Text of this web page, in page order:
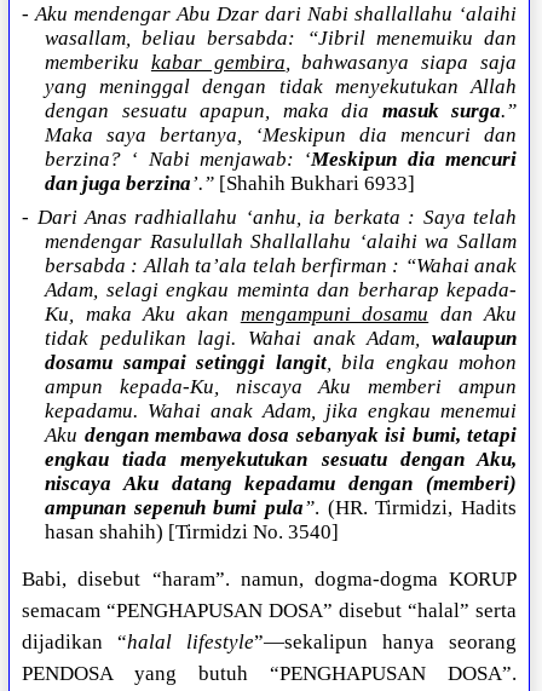
- Aku mendengar Abu Dzar dari Nabi shallallahu ‘alaihi
wasallam, beliau bersabda: “Jibril menemuiku dan
memberiku kabar gembira , bahwasanya siapa saja
yang meninggal dengan tidak menyekutukan Allah
dengan sesuatu apapun, maka dia masuk surga.”
Maka saya bertanya, ‘Meskipun dia mencuri dan
berzina? ‘ Nabi menjawab: ‘Meskipun dia mencuri
dan juga berzina’.” [Shahih Bukhari 6933]
- Dari Anas radhiallahu ‘anhu, ia berkata : Saya telah
mendengar Rasulullah Shallallahu ‘alaihi wa Sallam
bersabda : Allah ta’ala telah berfirman : “Wahai anak
Adam, selagi engkau meminta dan berharap kepada-
Ku, maka Aku akan mengampuni dosamu dan Aku
tidak pedulikan lagi. Wahai anak Adam, walaupun
dosamu sampai setinggi langit, bila engkau mohon
ampun kepada-Ku, niscaya Aku memberi ampun
kepadamu. Wahai anak Adam, jika engkau menemui
Aku dengan membawa dosa sebanyak isi bumi, tetapi
engkau tiada menyekutukan sesuatu dengan Aku,
niscaya Aku datang kepadamu dengan (memberi)
ampunan sepenuh bumi pula”. (HR. Tirmidzi, Hadits
hasan shahih) [Tirmidzi No. 3540]
Babi, disebut “haram”. namun, dogma-dogma KORUP
semacam “PENGHAPUSAN DOSA” disebut “halal” serta
dijadikan “halal lifestyle”—sekalipun hanya seorang
PENDOSA yang butuh “PENGHAPUSAN DOSA”.